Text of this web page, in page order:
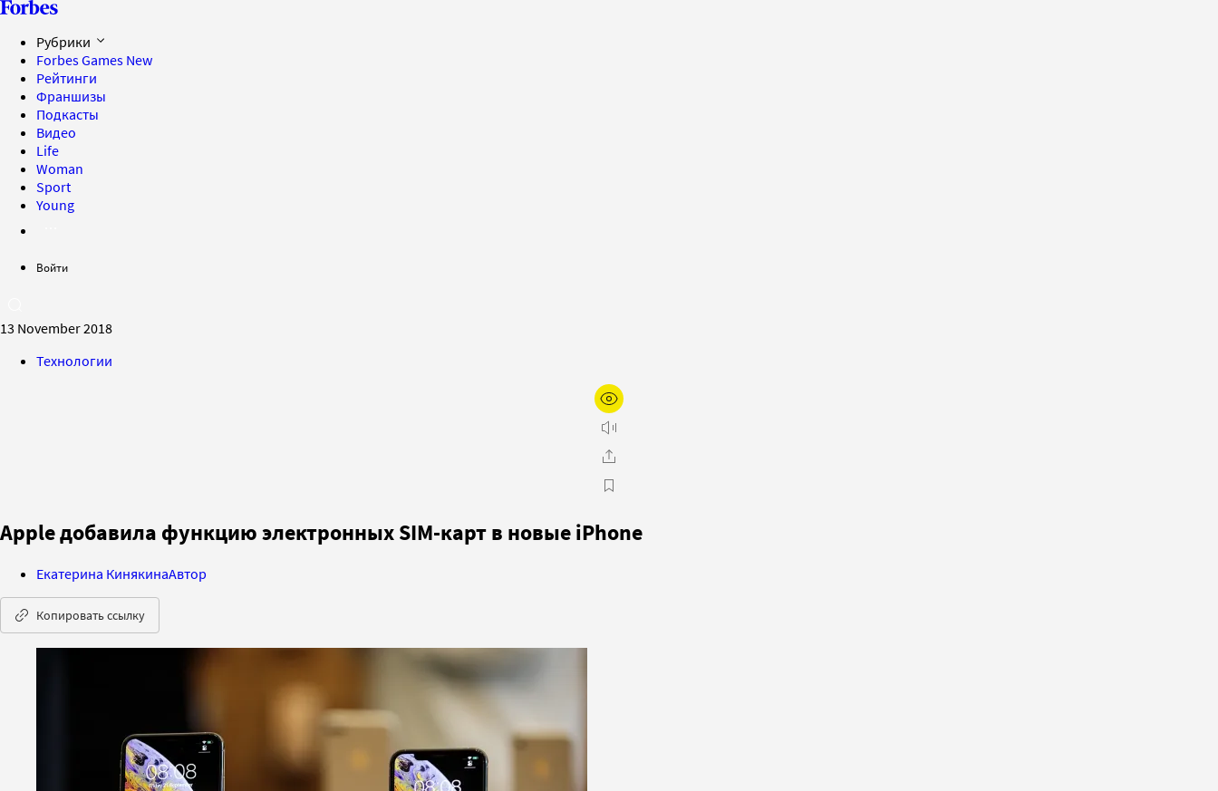
Рубрики
Forbes Games New
Рейтинги
Франшизы
Подкасты
Видео
Life
Woman
Sport
Young
Войти
13 November 2018
Технологии
Apple добавила функцию электронных SIM-карт в новые iPhone
Екатерина КинякинаАвтор
Копировать ссылку